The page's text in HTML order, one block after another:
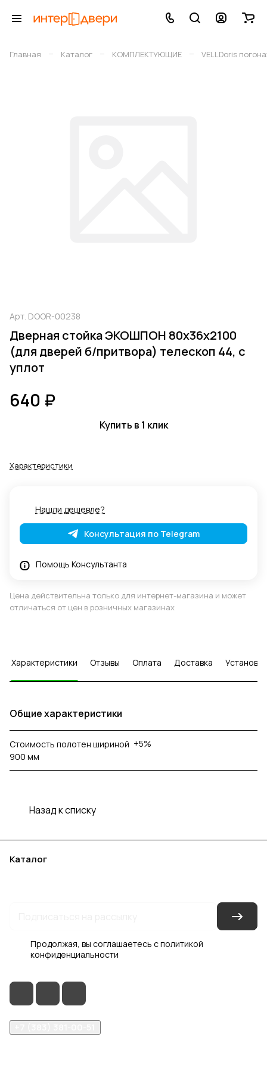
Главная – Каталог – КОМПЛЕКТУЮЩИЕ – VELLDoris
Арт. DOOR-00238
Дверная стойка ЭКОШПОН 80х36х2100
(для дверей б/притвора) телескоп 44, с
уплот
640 ₽
Купить в 1 клик
Характеристики
Нашли дешевле?
Консультация по Telegram
Помощь Консультанта
Цена действительна только для интернет-магазина и может
отличаться от цен в розничных магазинах
Характеристики Отзывы Оплата Доставка Установка
Общие характеристики
Стоимость полотен шириной
900 мм
+5%
Назад к списку
Каталог
Продолжая, вы соглашаетесь сполитикой
конфиденциальности